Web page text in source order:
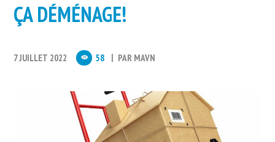
ÇA DÉMÉNAGE!
7 JUILLET 2022 58 PAR MAVN